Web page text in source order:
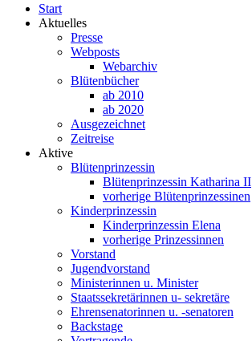
Start
Aktuelles
Presse
Webposts
Webarchiv
Blütenbücher
ab 2010
ab 2020
Ausgezeichnet
Zeitreise
Aktive
Blütenprinzessin
Blütenprinzessin Katharina II
vorherige Blütenprinzessinen
Kinderprinzessin
Kinderprinzessin Elena
vorherige Prinzessinnen
Vorstand
Jugendvorstand
Ministerinnen u. Minister
Staatssekretärinnen u- sekretäre
Ehrensenatorinnen u. -senatoren
Backstage